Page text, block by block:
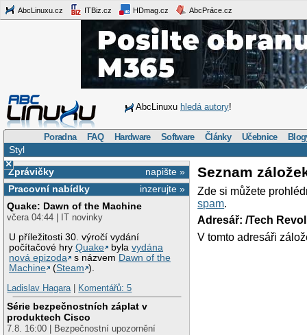
AbcLinuxu.cz ITBiz.cz HDmag.cz AbcPráce.cz
AbcLinuxu hledá autory!
Poradna FAQ Hardware Software Články Učebnice
Styl
×
napište »
Zprávičky
inzerujte »
Pracovní nabídky
Quake: Dawn of the Machine
včera 04:44 | IT novinky
U příležitosti 30. výročí vydání
počítačové hryQuake bylavydána
nová epizoda
s názvem Dawn of the
Machine
(Steam ).
Ladislav Hagara| Komentářů: 5
Série bezpečnostních záplat v
produktech Cisco
7.8. 16:00 | Bezpečnostní upozornění
Seznam
Zde si můžete
spam.
Adresář: /Tech
V tomto adresáři